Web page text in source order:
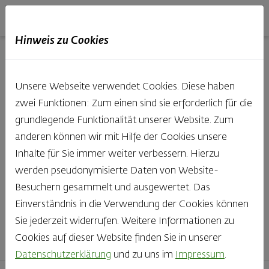
Backstube entdecken
Was gibt es Schöneres, als bei Brot & Gebäck die Qual
der Wahl zu haben? Noch dazu, wenn so großer Wert
auf den kleinen, feinen Unterschied gelegt wird, wie bei
Haubis. Beste Zutaten und Handwerk, das seinen
Namen auch verdient – das schmeckt man einfach!
Finden Sie Ihr Lieblingsprodukt
Hinweis zu Cookies
Unsere Webseite verwendet Cookies. Diese haben
zwei Funktionen: Zum einen sind sie erforderlich für die
grundlegende Funktionalität unserer Website. Zum
anderen können wir mit Hilfe der Cookies unsere
Inhalte für Sie immer weiter verbessern. Hierzu
werden pseudonymisierte Daten von Website-
Besuchern gesammelt und ausgewertet. Das
Einverständnis in die Verwendung der Cookies können
Sie jederzeit widerrufen. Weitere Informationen zu
Cookies auf dieser Website finden Sie in unserer
Datenschutzerklärung und zu uns im Impressum.